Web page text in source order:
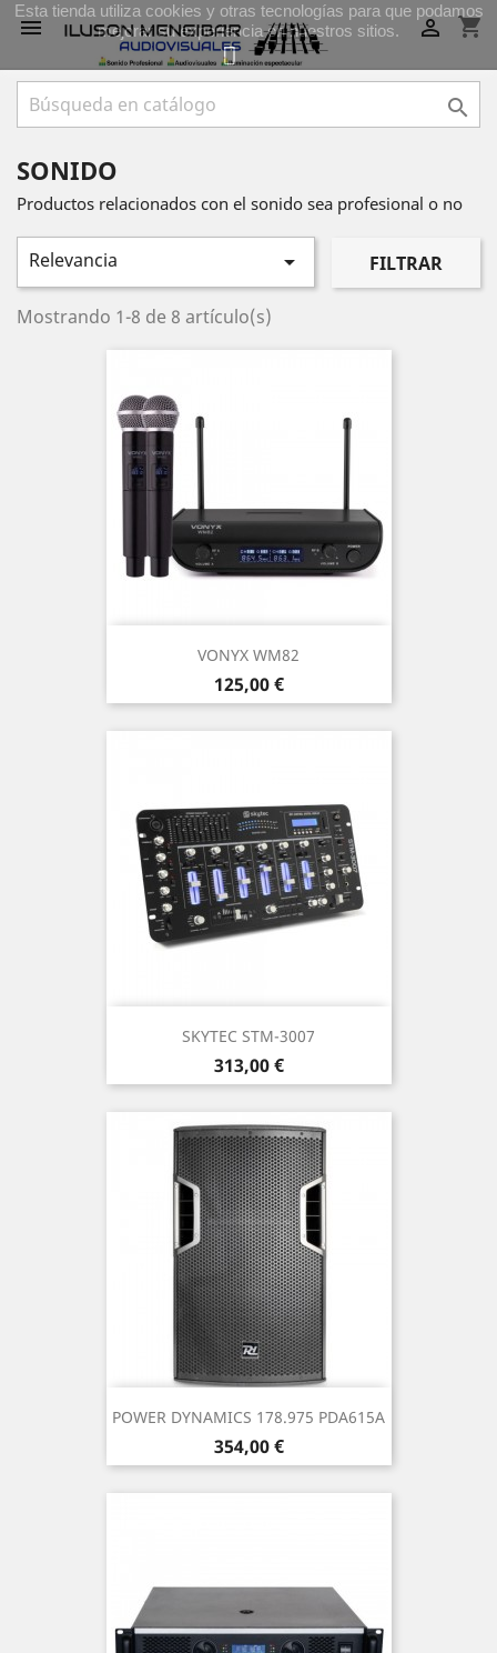
 shopping_cart


SONIDO
Productos relacionados con el sonido sea profesional o no
Relevancia  FILTRAR
Mostrando 1-8 de 8 artículo(s)
VONYX WM82
Precio
125,00 €
SKYTEC STM-3007
Precio
313,00 €
POWER DYNAMICS 178.975 PDA615A
Precio
354,00 €
Esta tienda utiliza cookies y otras tecnologías para que podamos
mejorar su experiencia en nuestros sitios.